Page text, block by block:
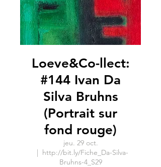
Loeve&Co-llect:
#144 Ivan Da
Silva Bruhns
(Portrait sur
fond rouge)
jeu. 29 oct.
  |
http://bit.ly/Fiche_Da-Silva-
Bruhns-4_S29